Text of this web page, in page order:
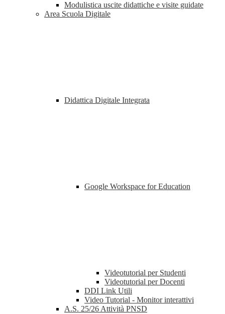
Modulistica uscite didattiche e visite guidate
Area Scuola Digitale
Didattica Digitale Integrata
Google Workspace for Education
Videotutorial per Studenti
Videotutorial per Docenti
DDI Link Utili
Video Tutorial - Monitor interattivi
A.S. 25/26 Attività PNSD